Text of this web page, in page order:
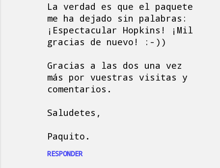
La verdad es que el paquete
me ha dejado sin palabras:
¡Espectacular Hopkins! ¡Mil
gracias de nuevo! :-))
Gracias a las dos una vez
más por vuestras visitas y
comentarios.
Saludetes,
Paquito.
RESPONDER